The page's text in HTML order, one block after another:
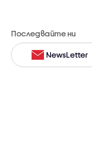
Последвайте ни
NewsLetter